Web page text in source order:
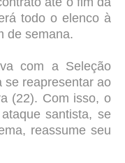
todo o elenco à
de semana.
com a Seleção
se reapresentar ao
(22). Com isso, o
santista, se
reassume seu